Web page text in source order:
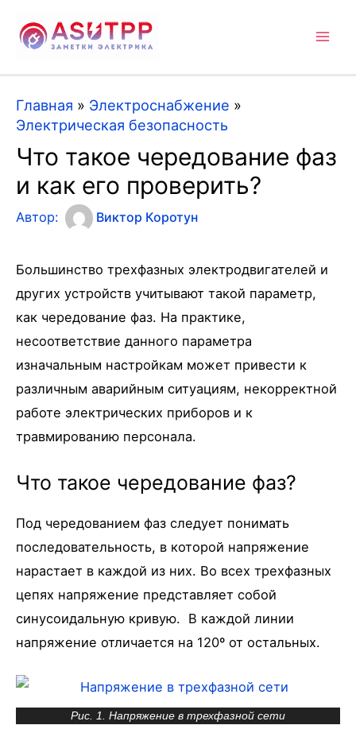
Главная » Электроснабжение »
Электрическая безопасность
Что такое чередование фаз
и как его проверить?
Автор: Виктор Коротун
Большинство трехфазных электродвигателей и
других устройств учитывают такой параметр,
как чередование фаз. На практике,
несоответствие данного параметра
изначальным настройкам может привести к
различным аварийным ситуациям, некорректной
работе электрических приборов и к
травмированию персонала.
Что такое чередование фаз?
Под чередованием фаз следует понимать
последовательность, в которой напряжение
нарастает в каждой из них. Во всех трехфазных
цепях напряжение представляет собой
синусоидальную кривую. В каждой линии
напряжение отличается на 120º от остальных.
Рис. 1. Напряжение в трехфазной сети